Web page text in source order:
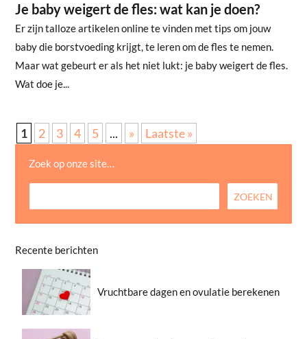
Je baby weigert de fles: wat kan je doen?
Er zijn talloze artikelen online te vinden met tips om jouw
baby die borstvoeding krijgt, te leren om de fles te nemen.
Maar wat gebeurt er als het niet lukt: je baby weigert de fles.
Wat doe je...
1 2 3 4 5 ... » Laatste »
Zoek op onze site…
Recente berichten
Vruchtbare dagen en ovulatie berekenen